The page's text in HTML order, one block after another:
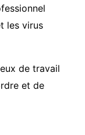
les virus
de travail
et de